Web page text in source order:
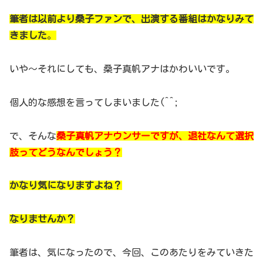
筆者は以前より桑子ファンで、出演する番組はかなりみて
きました。
いや～それにしても、桑子真帆アナはかわいいです。
個人的な感想を言ってしまいました(^^;
で、そんな桑子真帆アナウンサーですが、退社なんて選択
肢ってどうなんでしょう？
かなり気になりますよね？
なりませんか？
筆者は、気になったので、今回、このあたりをみていきた